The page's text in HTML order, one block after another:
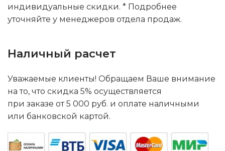
индивидуальные скидки. * Подробнее
уточняйте у менеджеров отдела продаж.
Наличный расчет
Уважаемые клиенты! Обращаем Ваше внимание
на то, что скидка 5% осуществляется
при заказе от 5 000 руб. и оплате наличными
или банковской картой.